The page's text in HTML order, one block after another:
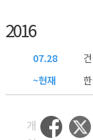
2016
07.28
~현재
개